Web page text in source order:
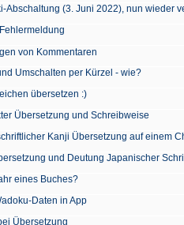
Abschaltung (3. Juni 2022), nun wieder
von Kommentaren
Umschalten per Kürzel - wie?
übersetzen :)
Übersetzung und Schreibweise
Kanji Übersetzung auf einem
und Deutung Japanischer
eines Buches?
Daten in App
Übersetzung